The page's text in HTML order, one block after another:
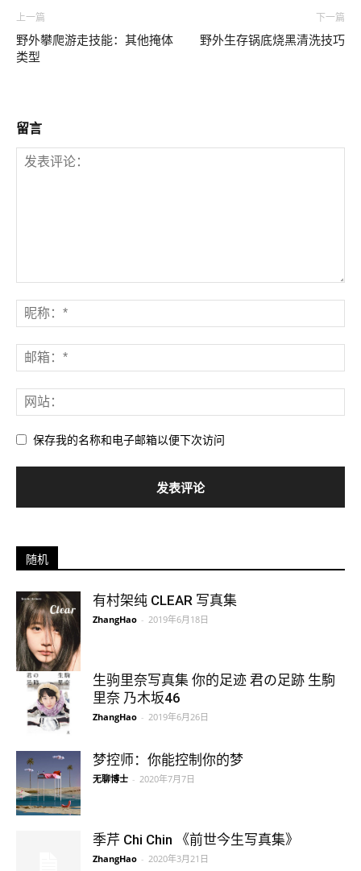
上一篇
野外攀爬游走技能：其他掩体
类型
下一篇
野外生存锅底烧黑清洗技巧
留言
保存我的名称和电子邮箱以便下次访问
随机
有村架纯 CLEAR 写真集
ZhangHao - 2019年6月18日
生驹里奈写真集 你的足迹 君の足跡 生駒
里奈 乃木坂46
ZhangHao - 2019年6月26日
梦控师：你能控制你的梦
无聊博士 - 2020年7月7日
季芹 Chi Chin 《前世今生写真集》
ZhangHao - 2020年3月21日